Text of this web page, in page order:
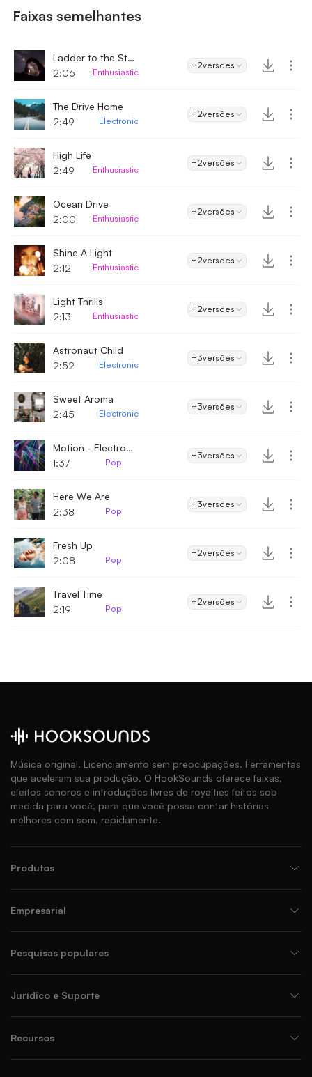
Faixas semelhantes
Ladder to the Stars
2:06
Enthusiastic
+2versões
The Drive Home
2:49
Electronic
+2versões
High Life
2:49
Enthusiastic
+2versões
Ocean Drive
2:00
Enthusiastic
+2versões
Shine A Light
2:12
Enthusiastic
+2versões
Light Thrills
2:13
Enthusiastic
+2versões
Astronaut Child
2:52
Electronic
+3versões
Sweet Aroma
2:45
Electronic
+3versões
Motion - Electronic
1:37
Pop
+3versões
Here We Are
2:38
Pop
+3versões
Fresh Up
2:08
Pop
+2versões
Travel Time
2:19
Pop
+2versões
Música original. Licenciamento sem preocupações. Ferramentas
que aceleram sua produção. O HookSounds oferece faixas,
efeitos sonoros e introduções livres de royalties feitos sob
medida para você, para que você possa contar histórias
melhores com som, rapidamente.
Produtos
Empresarial
Pesquisas populares
Jurídico e Suporte
Recursos